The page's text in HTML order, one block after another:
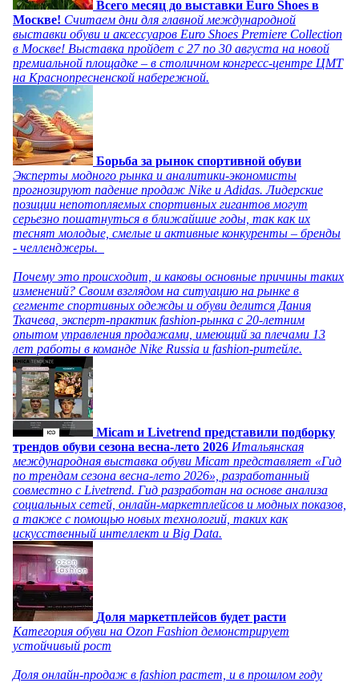
Всего месяц до выставки Euro Shoes в
Москве! Считаем дни для главной международной
выставки обуви и аксессуаров Euro Shoes Premiere Collection
в Москве! Выставка пройдет с 27 по 30 августа на новой
премиальной площадке – в столичном конгресс-центре ЦМТ
на Краснопресненской набережной.
Борьба за рынок спортивной обуви
Эксперты модного рынка и аналитики-экономисты
прогнозируют падение продаж Nike и Adidas. Лидерские
позиции непотопляемых спортивных гигантов могут
серьезно пошатнуться в ближайшие годы, так как их
теснят молодые, смелые и активные конкуренты – бренды
- челленджеры.
Почему это происходит, и каковы основные причины таких
изменений? Своим взглядом на ситуацию на рынке в
сегменте спортивных одежды и обуви делится Дания
Ткачева, эксперт-практик fashion-рынка с 20-летним
опытом управления продажами, имеющий за плечами 13
лет работы в команде Nike Russia и fashion-ритейле.
Micam и Livetrend представили подборку
трендов обуви сезона весна-лето 2026 Итальянская
международная выставка обуви Micam представляет «Гид
по трендам сезона весна-лето 2026», разработанный
совместно с Livetrend. Гид разработан на основе анализа
социальных сетей, онлайн-маркетплейсов и модных показов,
а также с помощью новых технологий, таких как
искусственный интеллект и Big Data.
Доля маркетплейсов будет расти
Категория обуви на Ozon Fashion демонстрирует
устойчивый рост
Доля онлайн-продаж в fashion растет, и в прошлом году